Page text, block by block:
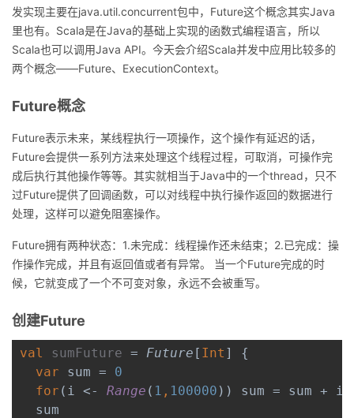
发
者
我
的
博
客
我
的
论
我
的
子
我
直
播
的
活
动
我
的
关
注
我
发实现主要在java.util.concurrent包中， Future这个概念其实Java
里也有。 Scala是在Java的基础上实现的函数式编程语言，所以
Scala也可以调用Java API。今天会介绍Scala并发中应用比较多的
两个概念——Future、 ExecutionContext。
Future概念
Future表示未来，某线程执行一项操作，这个操作有延迟的话，
Future会提供一系列方法来处理这个线程过程，可取消，可操作完
成后执行其他操作等等。其实就相当于Java中的一个thread，只不
过Future提供了回调函数，可以对线程中执行操作返回的数据进行
处理，这样可以避免阻塞操作。
Future拥有两种状态： 1.未完成：线程操作还未结束； 2.已完成：操
作操作完成，并且有返回值或者有异常。 当一个Future完成的时
候，它就变成了一个不可变对象，永远不会被重写。
创建Future
val sumFuture = Future [ Int ] {
var sum = 0
for (i <- Range ( 1 , 100000 )) sum = sum + i
sum